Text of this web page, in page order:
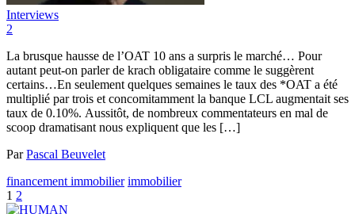
Interviews
2
La brusque hausse de l’OAT 10 ans a surpris le marché… Pour
autant peut-on parler de krach obligataire comme le suggèrent
certains…En seulement quelques semaines le taux des *OAT a été
multiplié par trois et concomitamment la banque LCL augmentait ses
taux de 0.10%. Aussitôt, de nombreux commentateurs en mal de
scoop dramatisant nous expliquent que les […]
ParPascal Beuvelet
financement immobilier immobilier
1 2